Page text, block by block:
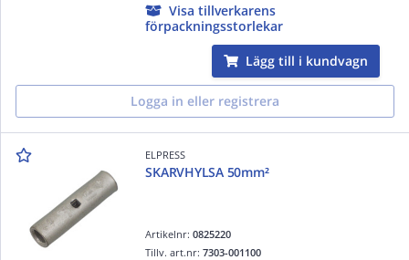
Visa tillverkarens
förpackningsstorlekar
Lägg till i kundvagn
Logga in eller registrera
ELPRESS
SKARVHYLSA 50mm²
Artikelnr:0825220
Tillv. art.nr:7303-001100